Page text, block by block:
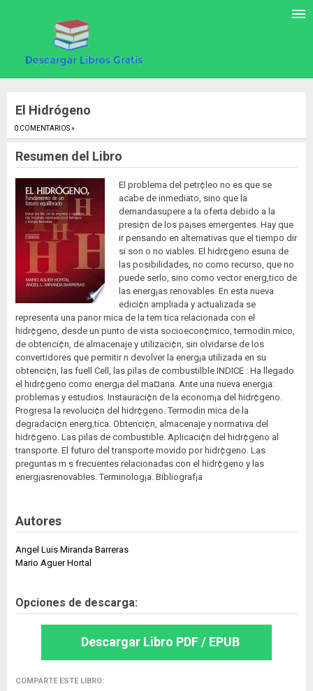
El Hidrógeno
0 COMENTARIOS ».
Resumen del Libro
El problema del petr¢leo no es que se
acabe de inmediato, sino que la
demandasupere a la oferta debido a la
presi¢n de los pa¡ses emergentes. Hay que
ir pensando en alternativas que el tiempo dir
si son o no viables. El hidr¢geno esuna de
las posibilidades, no como recurso, que no
puede serlo, sino como vector energ‚tico de
las energ¡as renovables. En esta nueva
edici¢n ampliada y actualizada se
representa una panor mica de la tem tica relacionada con el
hidr¢geno, desde un punto de vista socioecon¢mico, termodin mico,
de obtenci¢n, de almacenaje y utilizaci¢n, sin olvidarse de los
convertidores que permitir n devolver la energ¡a utilizada en su
obtenci¢n, las fuell Cell, las pilas de combustilble.INDICE : Ha llegado
el hidr¢geno como energ¡a del ma¤ana. Ante una nueva energ¡a:
problemas y estudios. Instauraci¢n de la econom¡a del hidr¢geno.
Progresa la revoluci¢n del hidr¢geno. Termodin mica de la
degradaci¢n energ‚tica. Obtenci¢n, almacenaje y normativa del
hidr¢geno. Las pilas de combustible. Aplicaci¢n del hidr¢geno al
transporte. El futuro del transporte movido por hidr¢geno. Las
preguntas m s frecuentes relacionadas con el hidr¢geno y las
energ¡asrenovables. Terminolog¡a. Bibliograf¡a
Autores
Angel Luis Miranda Barreras
Mario Aguer Hortal
Opciones de descarga:
Descargar Libro PDF / EPUB
COMPARTE ESTE LIBRO: